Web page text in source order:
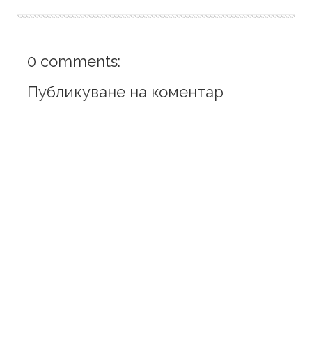
0 comments:
Публикуване на коментар